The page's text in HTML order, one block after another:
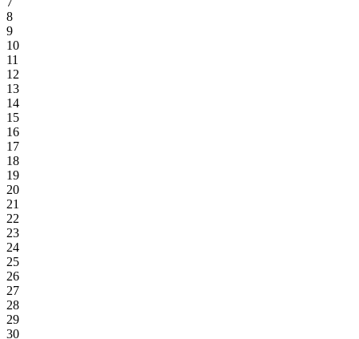
8
9
10
11
12
13
14
15
16
17
18
19
20
21
22
23
24
25
26
27
28
29
30